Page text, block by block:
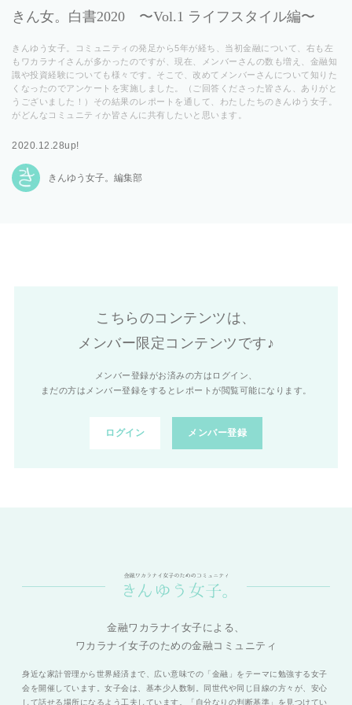
きん女。白書2020 〜Vol.1 ライフスタイル編〜
きんゆう女子。コミュニティの発足から5年が経ち、当初金融について、右も左
もワカラナイさんが多かったのですが、現在、メンバーさんの数も増え、金融知
識や投資経験についても様々です。そこで、改めてメンバーさんについて知りた
くなったのでアンケートを実施しました。（ご回答くださった皆さん、ありがと
うございました！）その結果のレポートを通して、わたしたちのきんゆう女子。
がどんなコミュニティか皆さんに共有したいと思います。
2020.12.28up!
きんゆう女子。編集部
こちらのコンテンツは、
メンバー限定コンテンツです♪
メンバー登録がお済みの方はログイン、
まだの方はメンバー登録をするとレポートが閲覧可能になります。
ログイン メンバー登録
金融ワカラナイ女子による、
ワカラナイ女子のための金融コミュニティ
身近な家計管理から世界経済まで、広い意味での「金融」をテーマに勉強する女子
会を開催しています。女子会は、基本少人数制。同世代や同じ目線の方々が、安心
して話せる場所になるよう工夫しています。「自分なりの判断基準」を見つけてい